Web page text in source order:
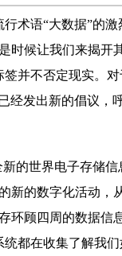
术语“大数据”的
时候让我们来揭开
并不否定现实。
经发出新的倡议，
的世界电子存储信
新的数字化活动，
环顾四周的数据信息
都在收集了解我